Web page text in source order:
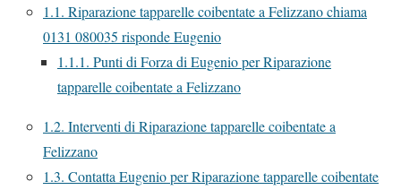
1.1. Riparazione tapparelle coibentate a Felizzano chiama
0131 080035 risponde Eugenio
1.1.1. Punti di Forza di Eugenio per Riparazione
tapparelle coibentate a Felizzano
1.2. Interventi di Riparazione tapparelle coibentate a
Felizzano
1.3. Contatta Eugenio per Riparazione tapparelle coibentate